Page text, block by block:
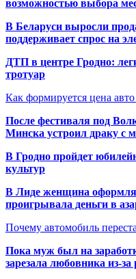
возможностью выбора
В Беларуси выросли
поддерживает спрос на
ДТП в центре Гродно:
тротуар
Как формируется цена
После фестиваля под
Минска устроил драку с
В Гродно пройдет
культур
В Лиде женщина
проигрывала деньги в
Почему автомобиль
Пока муж был на
зарезала любовника из-за